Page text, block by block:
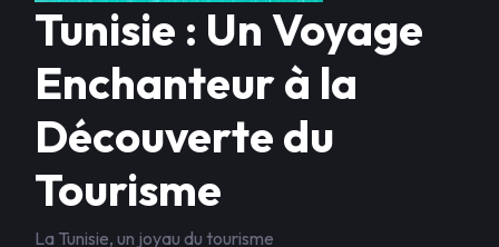
Tunisie : Un Voyage
Enchanteur à la
Découverte du
Tourisme
La Tunisie, un joyau du tourisme